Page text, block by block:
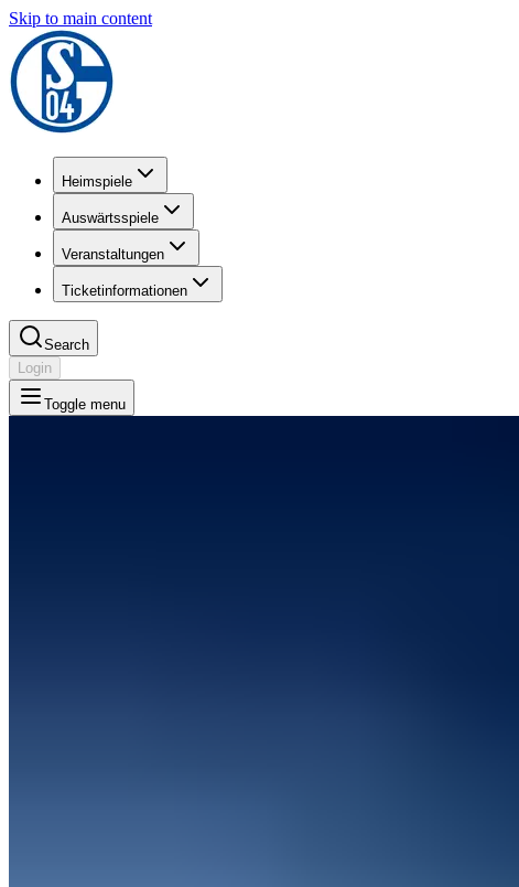
Skip to main content
Heimspiele
Auswärtsspiele
Veranstaltungen
Ticketinformationen
Search
Login
Toggle menu